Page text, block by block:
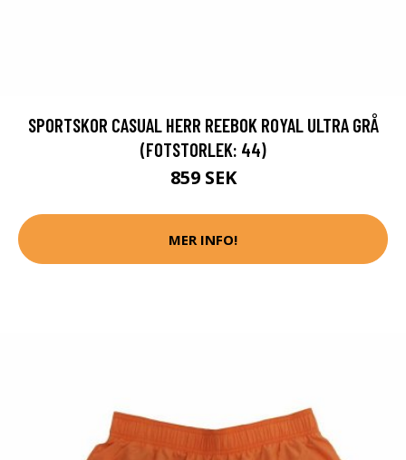
SPORTSKOR CASUAL HERR REEBOK ROYAL ULTRA GRÅ
(FOTSTORLEK: 44)
859 SEK
MER INFO!